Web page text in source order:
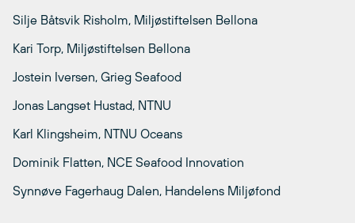
Silje Båtsvik Risholm, Miljøstiftelsen Bellona
Kari Torp, Miljøstiftelsen Bellona
Jostein Iversen, Grieg Seafood
Jonas Langset Hustad, NTNU
Karl Klingsheim, NTNU Oceans
Dominik Flatten, NCE Seafood Innovation
Synnøve Fagerhaug Dalen, Handelens Miljøfond